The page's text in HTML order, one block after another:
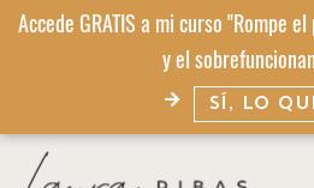
Accede GRATIS a mi curso "Rompe
y el
SÍ, LO